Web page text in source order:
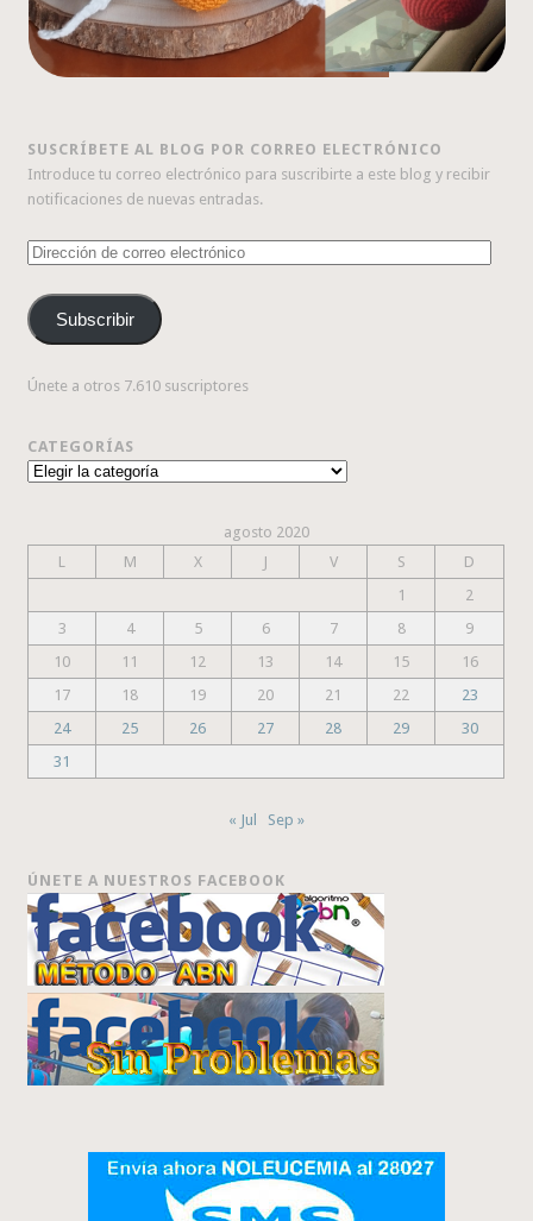
SUSCRÍBETE AL BLOG POR CORREO ELECTRÓNICO
Introduce tu correo electrónico para suscribirte a este blog y recibir
notificaciones de nuevas entradas.
Dirección
correo
electrónico
Subscribir
Únete a otros 7.610 suscriptores
CATEGORÍAS
Categorías
agosto 2020
L
M X J V S
D
1
2
3
4 5 6 7 8
9
10
11 12 13 14 15
16
17
18 19 20 21 22
23
24
25 26 27 28 29
30
31
« Jul Sep »
ÚNETE A NUESTROS FACEBOOK